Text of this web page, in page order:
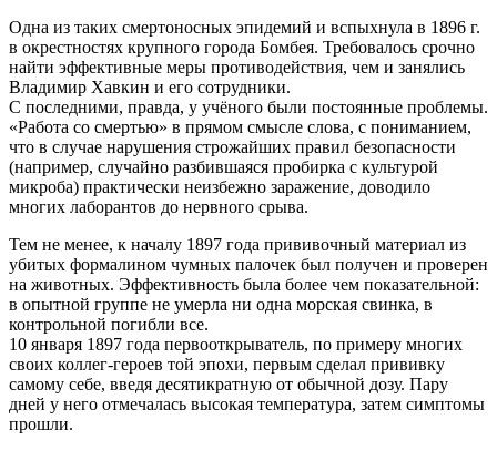
Одна из таких смертоносных эпидемий и вспыхнула в 1896 г.
в окрестностях крупного города Бомбея. Требовалось срочно
найти эффективные меры противодействия, чем и занялись
Владимир Хавкин и его сотрудники.
С последними, правда, у учёного были постоянные проблемы.
«Работа со смертью» в прямом смысле слова, с пониманием,
что в случае нарушения строжайших правил безопасности
(например, случайно разбившаяся пробирка с культурой
микроба) практически неизбежно заражение, доводило
многих лаборантов до нервного срыва.
Тем не менее, к началу 1897 года прививочный материал из
убитых формалином чумных палочек был получен и проверен
на животных. Эффективность была более чем показательной:
в опытной группе не умерла ни одна морская свинка, в
контрольной погибли все.
10 января 1897 года первооткрыватель, по примеру многих
своих коллег-героев той эпохи, первым сделал прививку
самому себе, введя десятикратную от обычной дозу. Пару
дней у него отмечалась высокая температура, затем симптомы
прошли.